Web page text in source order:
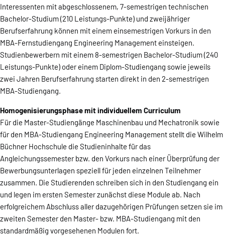
Interessenten mit abgeschlossenem, 7-semestrigen technischen
Bachelor-Studium (210 Leistungs-Punkte) und zweijähriger
Berufserfahrung können mit einem einsemestrigen Vorkurs in den
MBA-Fernstudiengang Engineering Management einsteigen.
Studienbewerbern mit einem 8-semestrigen Bachelor-Studium (240
Leistungs-Punkte) oder einem Diplom-Studiengang sowie jeweils
zwei Jahren Berufserfahrung starten direkt in den 2-semestrigen
MBA-Studiengang.
Homogenisierungsphase mit individuellem Curriculum
Für die Master-Studiengänge Maschinenbau und Mechatronik sowie
für den MBA-Studiengang Engineering Management stellt die Wilhelm
Büchner Hochschule die Studieninhalte für das
Angleichungssemester bzw. den Vorkurs nach einer Überprüfung der
Bewerbungsunterlagen speziell für jeden einzelnen Teilnehmer
zusammen. Die Studierenden schreiben sich in den Studiengang ein
und legen im ersten Semester zunächst diese Module ab. Nach
erfolgreichem Abschluss aller dazugehörigen Prüfungen setzen sie im
zweiten Semester den Master- bzw. MBA-Studiengang mit den
standardmäßig vorgesehenen Modulen fort.